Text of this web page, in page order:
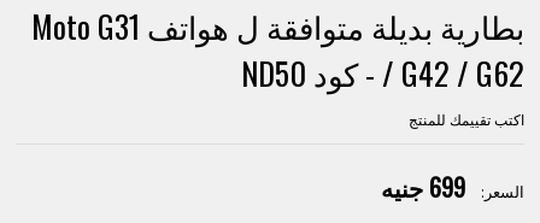
بطارية بديلة متوافقة ل هواتف Moto G31
/ G42 / G62 - كود ND50
اكتب تقييمك للمنتج
السعر: 699 جنيه